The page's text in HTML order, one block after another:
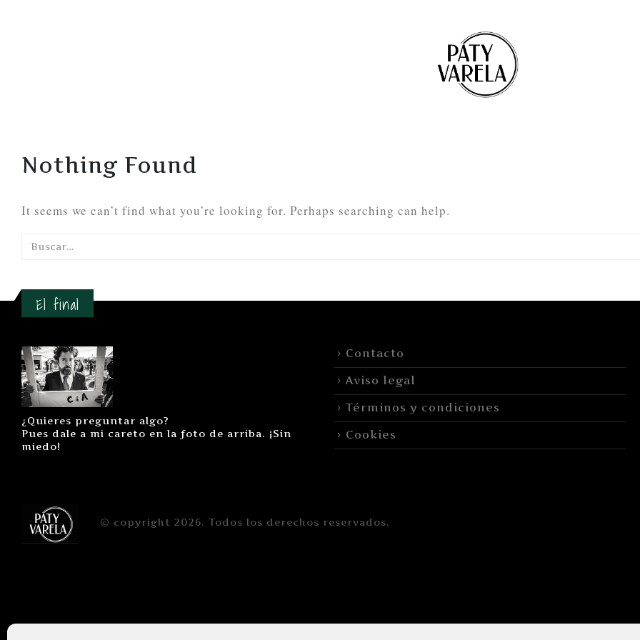
Nothing Found
It seems we can’t find what you’re looking for. Perhaps searching can help.
El final
¿Quieres preguntar algo?
Pues dale a mi careto en la foto de arriba. ¡Sin
miedo!
Contacto
Aviso legal
Términos y condiciones
Cookies
© copyright 2026. Todos los derechos reservados.